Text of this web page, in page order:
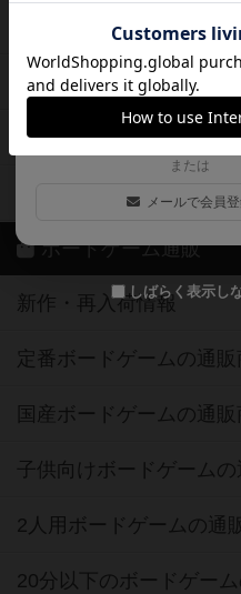
ログイン / 会員登録（
Google
Apple
または
メールで会員
しばらく表示し
掲示板・トピックス
ボドとも・会員一覧
ボードゲーム業界コラム
ボドゲーマご利用案内
ボードゲーム通販
新作・再入荷情報
定番ボードゲームの通販
国産ボードゲームの通販
子供向けボードゲームの
2人用ボードゲームの通
20分以下のボードゲー